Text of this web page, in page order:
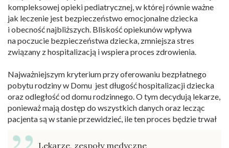
kompleksowej opieki pediatrycznej, w której równie ważne
jak leczenie jest bezpieczeństwo emocjonalne dziecka
i obecność najbliższych. Bliskość opiekunów wpływa
na poczucie bezpieczeństwa dziecka, zmniejsza stres
związany z hospitalizacją i wspiera proces zdrowienia.
Najważniejszym kryterium przy oferowaniu bezpłatnego
pobytu rodziny w Domu jest długość hospitalizacji dziecka
oraz odległość od domu rodzinnego. O tym decydują lekarze,
ponieważ mają dostęp do wszystkich danych oraz lecząc
pacjenta są w stanie przewidzieć, ile ten proces będzie trwał
Lekarze, zespoły medyczne